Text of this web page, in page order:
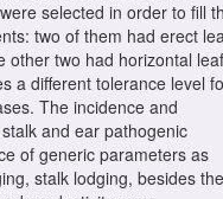
selected in order to fill
two of them had erect
other two had horizontal leaf
a different tolerance level
The incidence and
and ear pathogenic
of generic parameters as
stalk lodging, besides the